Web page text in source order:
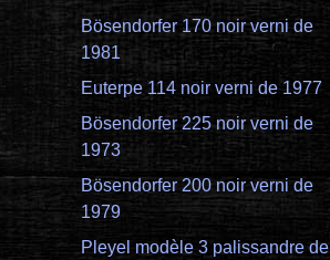
Bösendorfer 170 noir verni de
1981
Euterpe 114 noir verni de 1977
Bösendorfer 225 noir verni de
1973
Bösendorfer 200 noir verni de
1979
Pleyel modèle 3 palissandre de